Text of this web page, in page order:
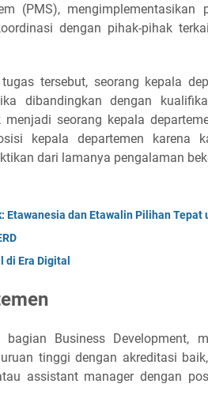
(PMS), mengimplementasikan
dengan pihak-pihak
tersebut, seorang kepala
dibandingkan dengan
seorang kepala
kepala departemen karena
dari lamanya pengalaman
Etawanesia dan Etawalin Pilihan Tepat
Era Digital
Business Development,
tinggi dengan akreditasi
assistant manager dengan